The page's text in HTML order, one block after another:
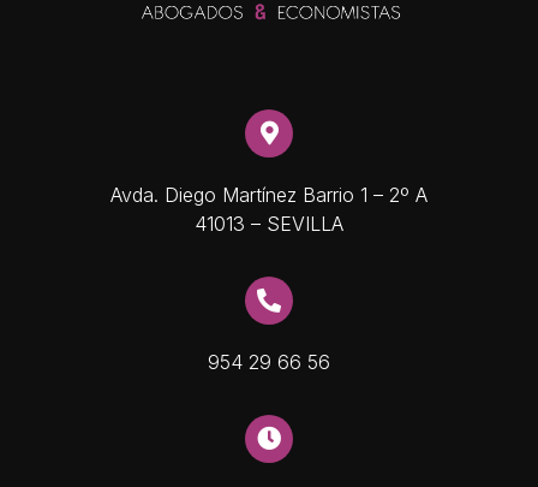
Avda. Diego Martínez Barrio 1 – 2º A
41013 – SEVILLA
954 29 66 56